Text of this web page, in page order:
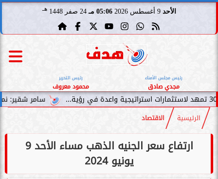
الأحد 9 أغسطس 2026 05:06 مـ 24 صفر 1448 هـ
رئيس مجلس الأمناء
مجدي صادق
رئيس التحرير
محمود معروف
سامر شقير: نمو صناديق
الرئيسية الاقتصاد
ارتفاع سعر الجنيه الذهب مساء الأحد 9
يونيو 2024